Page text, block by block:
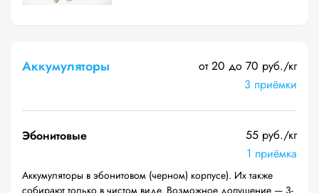
Аккумуляторы
от 20 до 70 руб./кг
3 приёмки
Эбонитовые
55 руб./кг
1 приёмка
Аккумуляторы в эбонитовом (черном) корпусе). Их также
собирают только в чистом виде. Возможное допущение — 3-